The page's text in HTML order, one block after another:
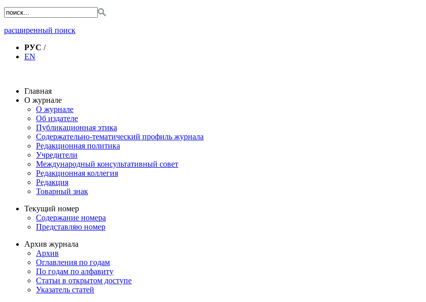
расширенный поиск
РУС /
EN
Главная
О журнале
О журнале
Об издателе
Публикационная этика
Содержательно-тематический профиль журнала
Редакционная политика
Учредители
Международный консультативный совет
Редакционная коллегия
Редакция
Товарный знак
Текущий номер
Содержание номера
Представляю номер
Архив журнала
Архив
Оглавления по годам
По годам по алфавиту
Статьи в открытом доступе
Указатель статей